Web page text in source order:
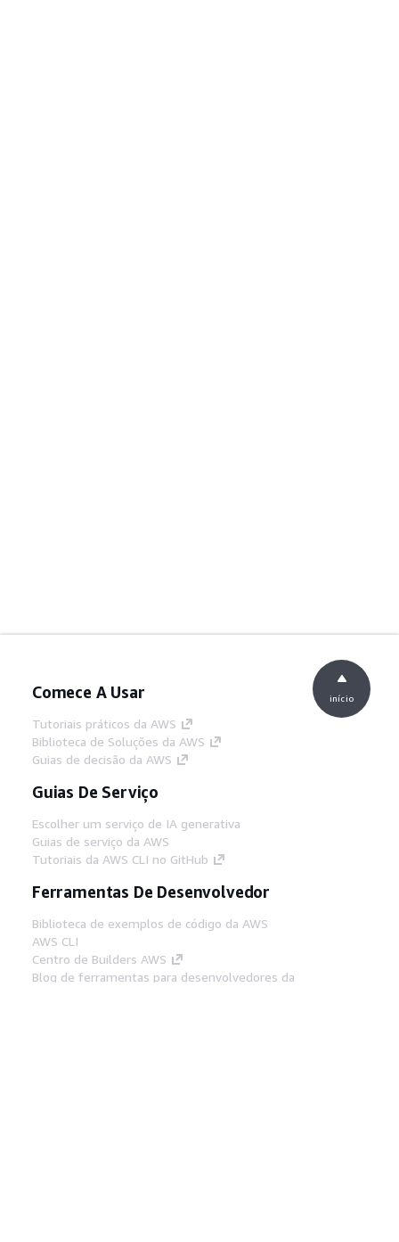
Comece A Usar
Tutoriais práticos da AWS
Biblioteca de Soluções da AWS
Guias de decisão da AWS
Guias De Serviço
Escolher um serviço de IA generativa
Guias de serviço da AWS
Tutoriais da AWS CLI no GitHub
Ferramentas De Desenvolvedor
Biblioteca de exemplos de código da AWS
AWS CLI
Centro de Builders AWS
Blog de ferramentas para desenvolvedores da
início